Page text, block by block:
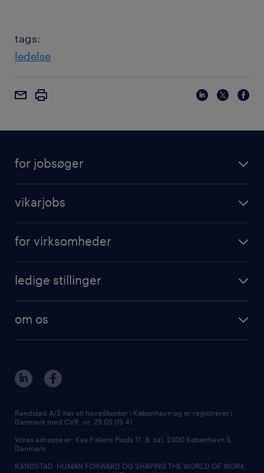
tags:
ledelse
for jobsøger
vikarjobs
for virksomheder
ledige stillinger
om os
Randstad A/S har sit hovedkontor i København og er registreret i
Danmark med CVR. nr. 25 05 05 41.
Vores adresse er: Kay Fiskers Plads 11, 8. sal, 2300 København S,
Danmark.
RANDSTAD, HUMAN FORWARD OG SHAPING THE WORLD OF WORK